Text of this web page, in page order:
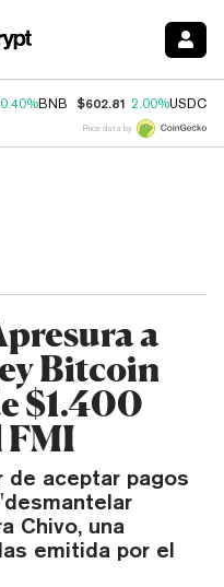
0.40%BNB $602.81 2.00%USDC
Price data by
a
Bitcoin
$1.400
FMI
de aceptar pagos
Chivo, una
emitida por el